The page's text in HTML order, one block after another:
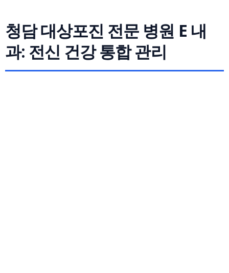
청담 대상포진 전문 병원 E 내
과: 전신 건강 통합 관리